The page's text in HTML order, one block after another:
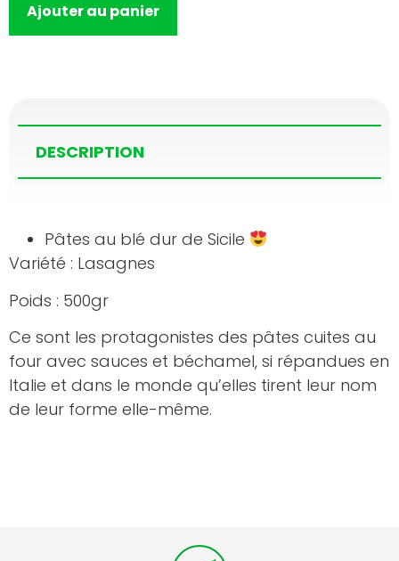
Ajouter au panier
DESCRIPTION
Pâtes au blé dur de Sicile
Variété : Lasagnes
Poids : 500gr
Ce sont les protagonistes des pâtes cuites au
four avec sauces et béchamel, si répandues en
Italie et dans le monde qu’elles tirent leur nom
de leur forme elle-même.